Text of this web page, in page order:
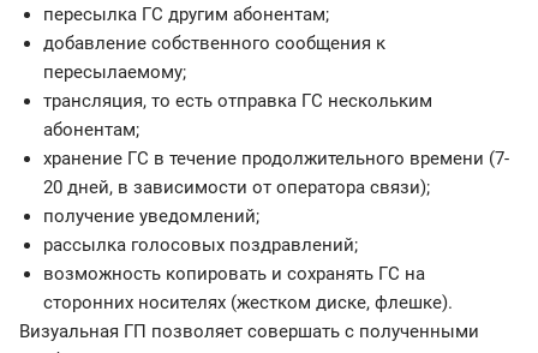
пересылка ГС другим абонентам;
добавление собственного сообщения к
пересылаемому;
трансляция, то есть отправка ГС нескольким
абонентам;
хранение ГС в течение продолжительного времени (7-
20 дней, в зависимости от оператора связи);
получение уведомлений;
рассылка голосовых поздравлений;
возможность копировать и сохранять ГС на
сторонних носителях (жестком диске, флешке).
Визуальная ГП позволяет совершать с полученными